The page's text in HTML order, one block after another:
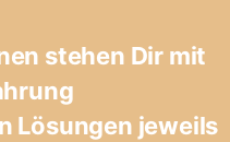
stehen Dir mit
Lösungen jeweils